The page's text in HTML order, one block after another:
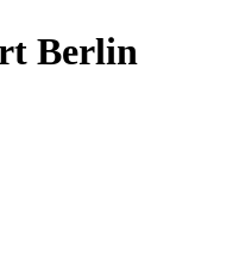
Berlin